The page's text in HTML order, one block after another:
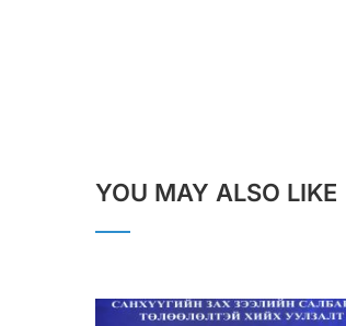
YOU MAY ALSO LIKE